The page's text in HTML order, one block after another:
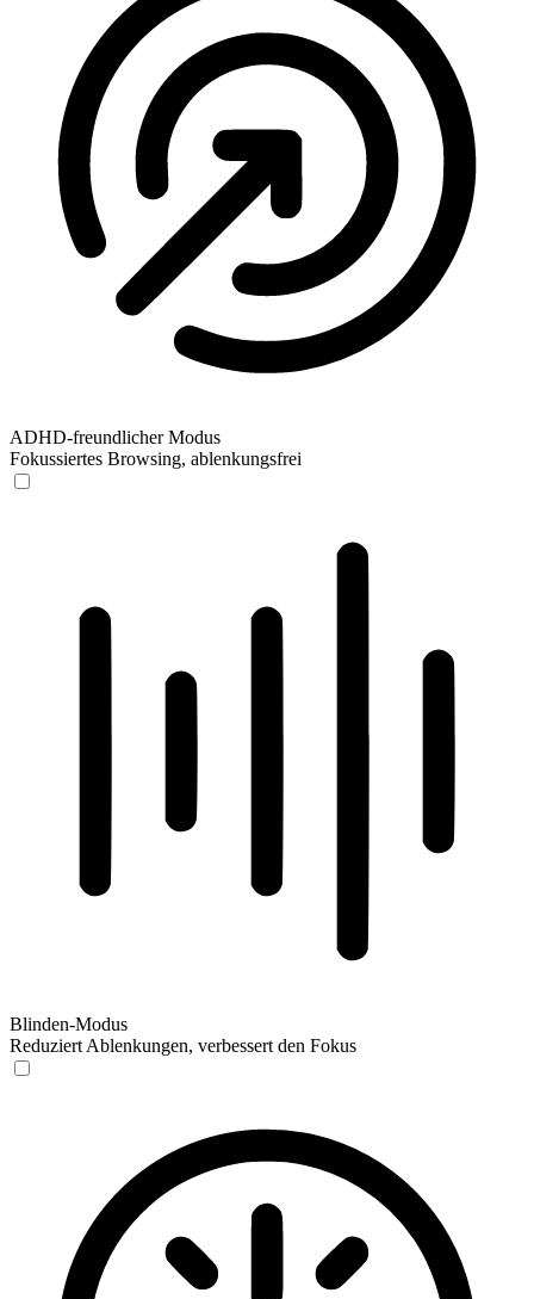
ADHD-freundlicher Modus
Fokussiertes Browsing, ablenkungsfrei
Blinden-Modus
Reduziert Ablenkungen, verbessert den Fokus